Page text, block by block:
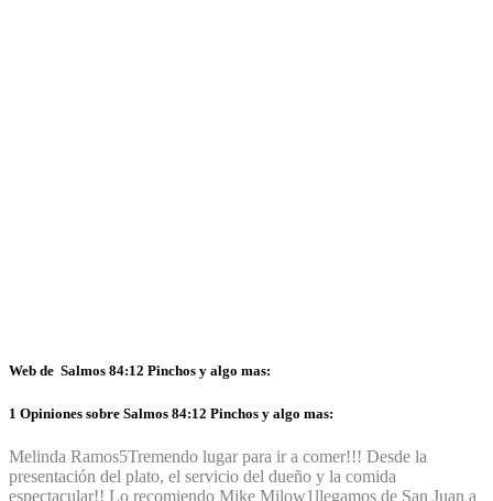
Web de Salmos 84:12 Pinchos y algo mas:
1 Opiniones sobre Salmos 84:12 Pinchos y algo mas:
Melinda Ramos5Tremendo lugar para ir a comer!!! Desde la
presentación del plato, el servicio del dueño y la comida
espectacular!! Lo recomiendo Mike Milow1llegamos de San Juan a